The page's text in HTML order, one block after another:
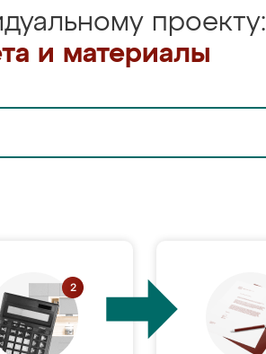
проекту:
и материалы